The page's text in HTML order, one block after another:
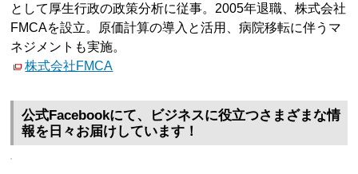
として厚生行政の政策分析に従事。2005年退職、株式会社
FMCAを設立。原価計算の導入と活用、病院移転に伴うマ
ネジメントも実施。
株式会社FMCA
公式Facebookにて、ビジネスに役立つさまざまな情
報を日々お届けしています！